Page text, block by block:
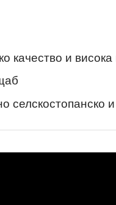
качество и
селскостопанско